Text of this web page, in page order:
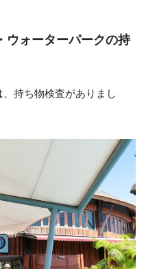
ウォーターパークの持
持ち物検査がありまし